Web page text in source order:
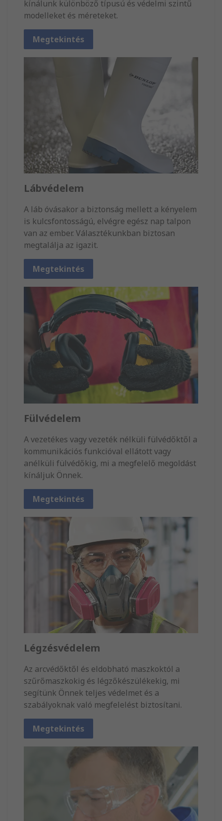
kínálunk különböző típusú és védelmi szintű
modelleket és méreteket.
Megtekintés
Lábvédelem
A láb óvásakor a biztonság mellett a kényelem
is kulcsfontosságú, elvégre egész nap talpon
van az ember. Választékunkban biztosan
megtalálja az igazit.
Megtekintés
Fülvédelem
A vezetékes vagy vezeték nélküli fülvédőktől a
kommunikációs funkcióval ellátott vagy
anélküli fülvédőkig, mi a megfelelő megoldást
kínáljuk Önnek.
Megtekintés
Légzésvédelem
Az arcvédőktől és eldobható maszkoktól a
szűrőmaszkokig és légzőkészülékekig, mi
segítünk Önnek teljes védelmet és a
szabályoknak való megfelelést biztosítani.
Megtekintés